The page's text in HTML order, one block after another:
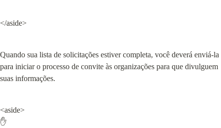
</aside>
Quando sua lista de solicitações estiver completa, você deverá enviá-la
para iniciar o processo de convite às organizações para que divulguem
suas informações.
<aside>
✋